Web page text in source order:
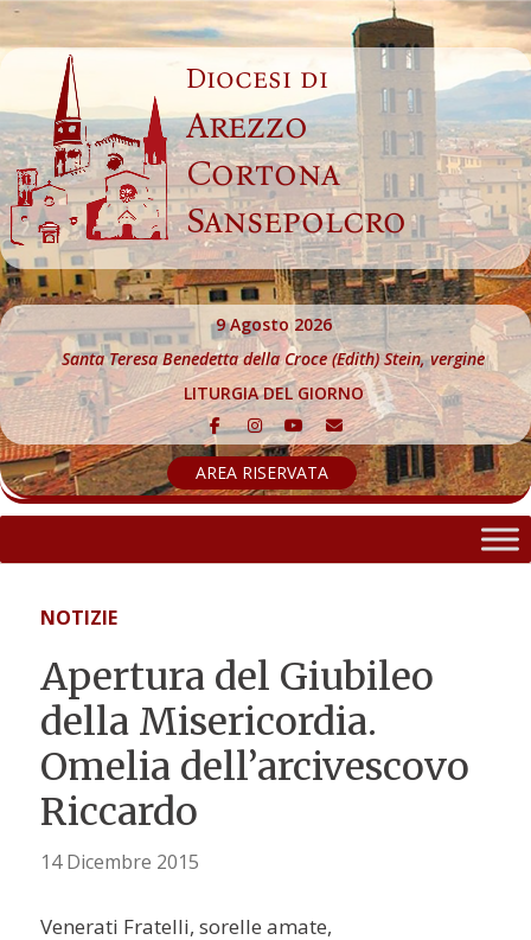
Skip
to
content
Diocesi di
Arezzo
Cortona
Sansepolcro
9 Agosto 2026
Santa Teresa Benedetta della Croce (Edith) Stein, vergine
LITURGIA DEL GIORNO
AREA RISERVATA
NOTIZIE
Apertura del Giubileo
della Misericordia.
Omelia dell’arcivescovo
Riccardo
14 Dicembre 2015
Venerati Fratelli, sorelle amate,